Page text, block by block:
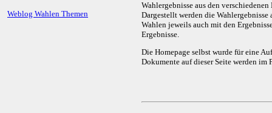
Weblog Wahlen Themen
Wahlergebnisse aus den
Dargestellt werden die
Wahlen jeweils auch mit den
Ergebnisse.
Die Homepage selbst wurde für eine
Dokumente auf dieser Seite werden im